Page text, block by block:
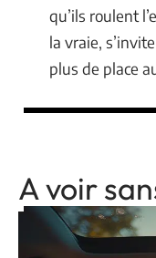
qu’ils roulent
la vraie,
plus de place
A voir